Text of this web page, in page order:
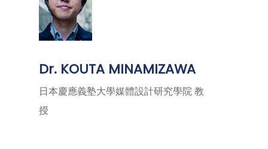
Dr. KOUTA MINAMIZAWA
日本慶應義塾大學媒體設計研究學院 教
授